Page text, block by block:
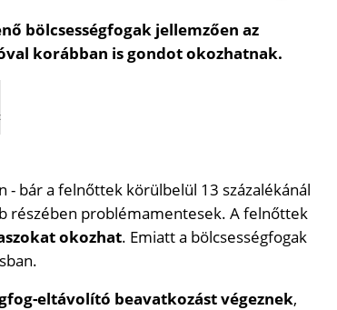
bölcsességfogak jellemzően az
korábban is gondot okozhatnak.
- bár a felnőttek körülbelül 13 százalékánál
részében problémamentesek. A felnőttek
okozhat. Emiatt a bölcsességfogak
eltávolító beavatkozást végeznek,